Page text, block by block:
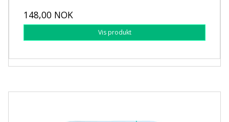
148,00 NOK
Vis produkt